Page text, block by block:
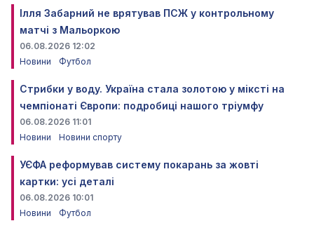
Ілля Забарний не врятував ПСЖ у контрольному
матчі з Мальоркою
06.08.2026 12:02
Новини
Футбол
Стрибки у воду. Україна стала золотою у міксті на
чемпіонаті Європи: подробиці нашого тріумфу
06.08.2026 11:01
Новини
Новини спорту
УЄФА реформував систему покарань за жовті
картки: усі деталі
06.08.2026 10:01
Новини
Футбол